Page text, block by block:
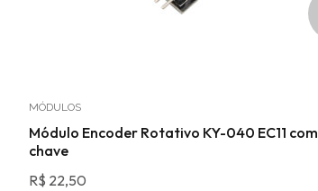
MÓDULOS
Módulo Encoder Rotativo KY-040 EC11 com
chave
R$ 22,50